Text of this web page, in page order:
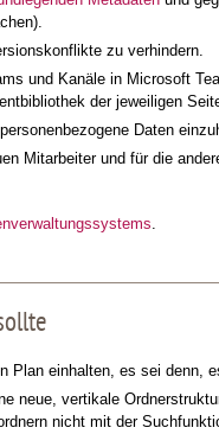
zu verhindern.
und Kanäle in Microsoft
der jeweiligen
Daten
Mitarbeiter und für die
.
Plan einhalten, es sei denn,
neue, vertikale
nicht mit der